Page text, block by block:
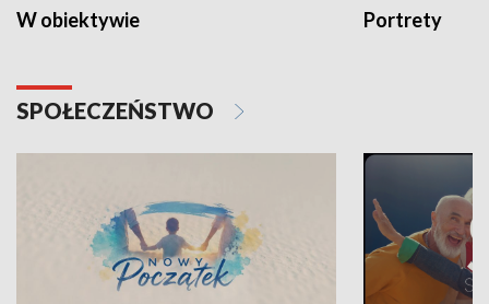
W obiektywie Portrety
SPOŁECZEŃSTWO